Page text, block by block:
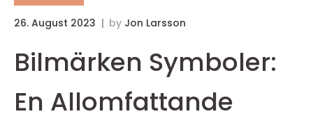
26. August 2023 by Jon Larsson
Bilmärken Symboler:
En Allomfattande